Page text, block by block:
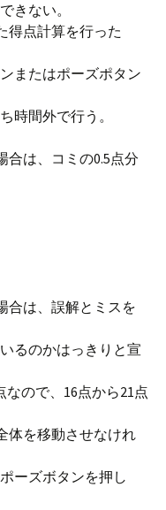
置はできない。
得点計算を行った
またはポーズポタン
ち時間外で行う。
合は、コミの0.5点分
合は、誤解とミスを
るのかはっきりと宣
ので、16点から21点
体を移動させなけれ
ーズボタンを押し
る。